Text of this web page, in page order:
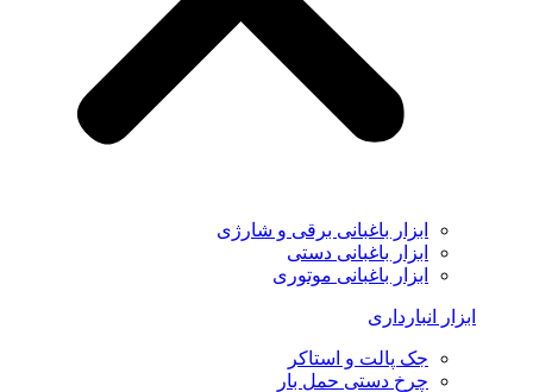
ابزار باغبانی برقی و شارژی
ابزار باغبانی دستی
ابزار باغبانی موتوری
ابزار انبارداری
جک پالت و استاکر
چرخ دستی حمل بار